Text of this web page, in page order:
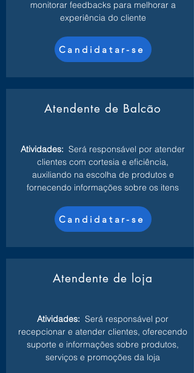
monitorar feedbacks para melhorar a
experiência do cliente
Candidatar-se
Atendente de Balcão
Atividades: Será responsável por atender
clientes com cortesia e eficiência,
auxiliando na escolha de produtos e
fornecendo informações sobre os itens
Candidatar-se
Atendente de loja
Atividades: Será responsável por
recepcionar e atender clientes, oferecendo
suporte e informações sobre produtos,
serviços e promoções da loja